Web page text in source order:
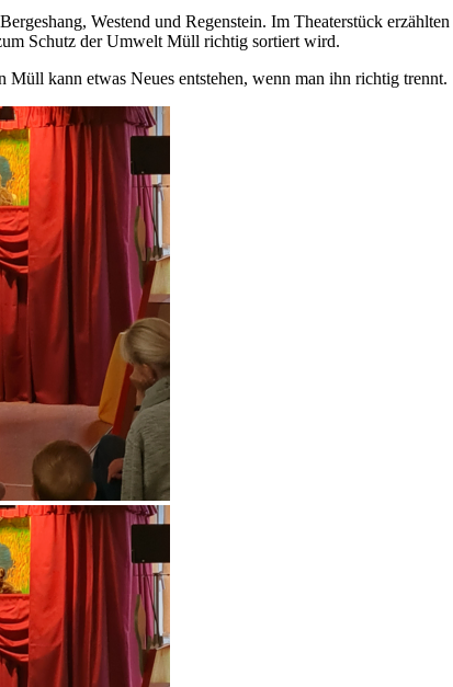
Westend und Regenstein. Im Theaterstück
Schutz der Umwelt Müll richtig sortiert wird.
Müll kann etwas Neues entstehen, wenn man ihn richtig trennt.